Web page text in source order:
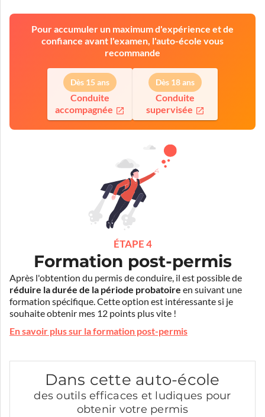
Pour accumuler un maximum d'expérience et de
confiance avant l'examen, l'auto-école vous
recommande
Dès 15 ans
Conduite
accompagnée
Dès 18 ans
Conduite
supervisée
ÉTAPE 4
Formation post-permis
Après l'obtention du permis de conduire, il est possible de
réduire la durée de la période probatoire en suivant une
formation spécifique. Cette option est intéressante si je
souhaite obtenir mes 12 points plus vite !
En savoir plus sur la formation post-permis
Dans cette auto-école
des outils efficaces et ludiques pour
obtenir votre permis